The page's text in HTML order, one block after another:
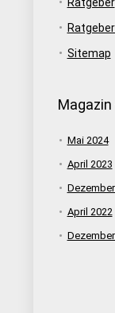
Ratgeber
Sitemap
Mai 2024
April 2023
April 2022